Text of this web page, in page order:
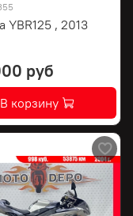
YBR125 , 2013
руб
В корзину